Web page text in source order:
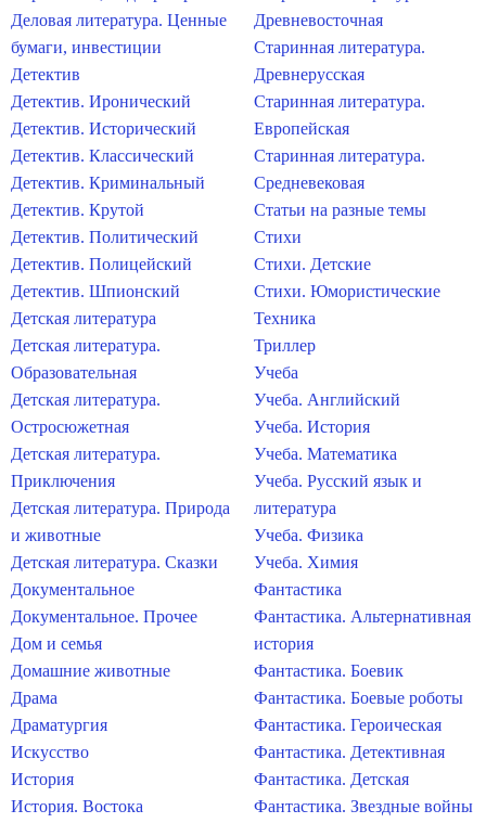
Деловая литература. Ценные
бумаги, инвестиции
Детектив
Детектив. Иронический
Детектив. Исторический
Детектив. Классический
Детектив. Криминальный
Детектив. Крутой
Детектив. Политический
Детектив. Полицейский
Детектив. Шпионский
Детская литература
Детская литература.
Образовательная
Детская литература.
Остросюжетная
Детская литература.
Приключения
Детская литература. Природа
и животные
Детская литература. Сказки
Документальное
Документальное. Прочее
Дом и семья
Домашние животные
Драма
Драматургия
Искусство
История
История. Востока
Древневосточная
Старинная литература.
Древнерусская
Старинная литература.
Европейская
Старинная литература.
Средневековая
Статьи на разные темы
Стихи
Стихи. Детские
Стихи. Юмористические
Техника
Триллер
Учеба
Учеба. Английский
Учеба. История
Учеба. Математика
Учеба. Русский язык и
литература
Учеба. Физика
Учеба. Химия
Фантастика
Фантастика. Альтернативная
история
Фантастика. Боевик
Фантастика. Боевые роботы
Фантастика. Героическая
Фантастика. Детективная
Фантастика. Детская
Фантастика. Звездные войны